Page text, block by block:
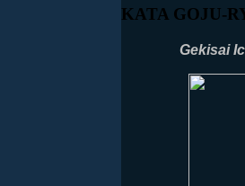
KATA GOJU-
Gekisai